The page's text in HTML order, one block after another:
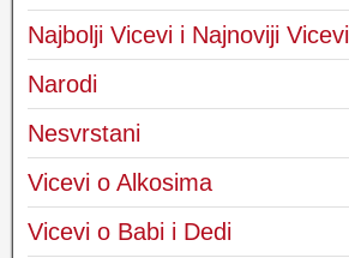
Najbolji Vicevi i Najnoviji Vicevi
Narodi
Nesvrstani
Vicevi o Alkosima
Vicevi o Babi i Dedi